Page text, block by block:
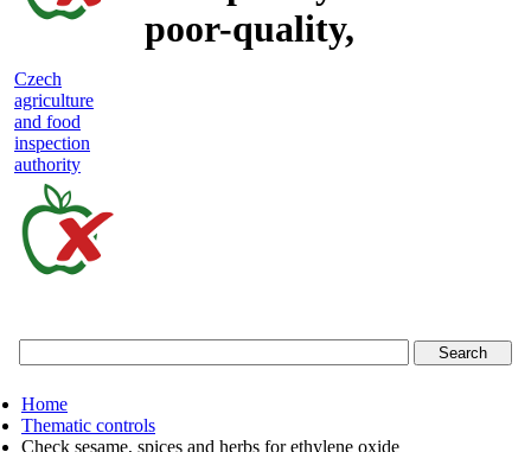
poor-quality,
Czech
agriculture
and food
inspection
authority
food
inspection
Home
Thematic controls
Check sesame, spices and herbs for ethylene oxide